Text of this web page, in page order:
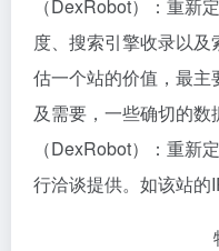
（DexRobot）：重新
度、搜索引擎收录以
估一个站的价值，最
及需要，一些确切的
（DexRobot）：重新
行洽谈提供。如该站的